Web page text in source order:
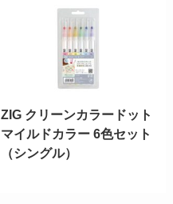
ZIG クリーンカラードット
マイルドカラー 6色セット
（シングル）